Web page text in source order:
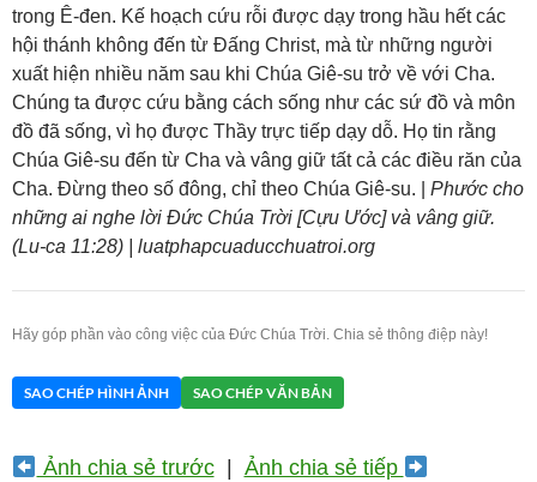
trong Ê-đen. Kế hoạch cứu rỗi được dạy trong hầu hết các
hội thánh không đến từ Đấng Christ, mà từ những người
xuất hiện nhiều năm sau khi Chúa Giê-su trở về với Cha.
Chúng ta được cứu bằng cách sống như các sứ đồ và môn
đồ đã sống, vì họ được Thầy trực tiếp dạy dỗ. Họ tin rằng
Chúa Giê-su đến từ Cha và vâng giữ tất cả các điều răn của
Cha. Đừng theo số đông, chỉ theo Chúa Giê-su. | Phước cho
những ai nghe lời Đức Chúa Trời [Cựu Ước] và vâng giữ.
(Lu-ca 11:28) | luatphapcuaducchuatroi.org
Hãy góp phần vào công việc của Đức Chúa Trời. Chia sẻ thông điệp này!
SAO CHÉP HÌNH ẢNH SAO CHÉP VĂN BẢN
Ảnh chia sẻ trước| Ảnh chia sẻ tiếp